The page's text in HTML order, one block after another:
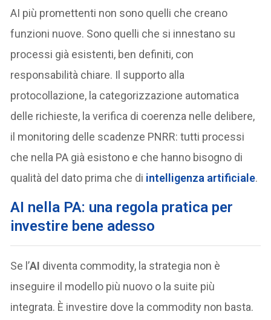
AI più promettenti non sono quelli che creano
funzioni nuove. Sono quelli che si innestano su
processi già esistenti, ben definiti, con
responsabilità chiare. Il supporto alla
protocollazione, la categorizzazione automatica
delle richieste, la verifica di coerenza nelle delibere,
il monitoring delle scadenze PNRR: tutti processi
che nella PA già esistono e che hanno bisogno di
qualità del dato prima che di intelligenza artificiale.
AI nella PA: una regola pratica per
investire bene adesso
Se l’AI diventa commodity, la strategia non è
inseguire il modello più nuovo o la suite più
integrata. È investire dove la commodity non basta.